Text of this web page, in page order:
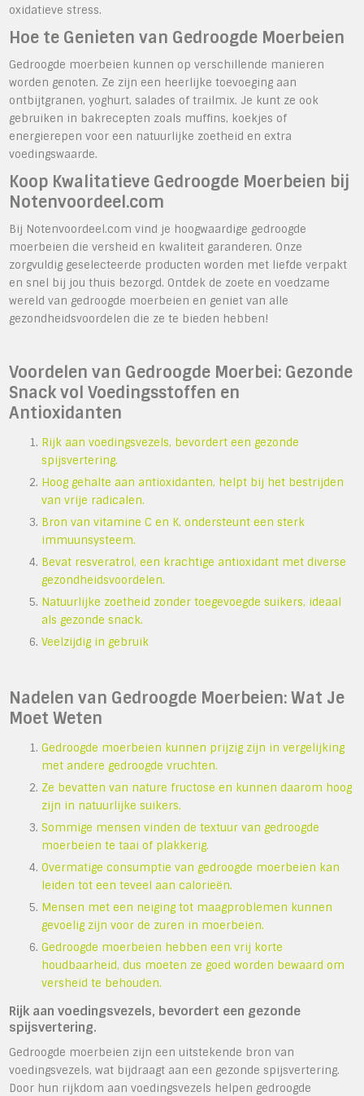
oxidatieve stress.
Hoe te Genieten van Gedroogde Moerbeien
Gedroogde moerbeien kunnen op verschillende manieren
worden genoten. Ze zijn een heerlijke toevoeging aan
ontbijtgranen, yoghurt, salades of trailmix. Je kunt ze ook
gebruiken in bakrecepten zoals muffins, koekjes of
energierepen voor een natuurlijke zoetheid en extra
voedingswaarde.
Koop Kwalitatieve Gedroogde Moerbeien bij
Notenvoordeel.com
Bij Notenvoordeel.com vind je hoogwaardige gedroogde
moerbeien die versheid en kwaliteit garanderen. Onze
zorgvuldig geselecteerde producten worden met liefde verpakt
en snel bij jou thuis bezorgd. Ontdek de zoete en voedzame
wereld van gedroogde moerbeien en geniet van alle
gezondheidsvoordelen die ze te bieden hebben!
Voordelen van Gedroogde Moerbei: Gezonde
Snack vol Voedingsstoffen en
Antioxidanten
Rijk aan voedingsvezels, bevordert een gezonde
spijsvertering.
Hoog gehalte aan antioxidanten, helpt bij het bestrijden
van vrije radicalen.
Bron van vitamine C en K, ondersteunt een sterk
immuunsysteem.
Bevat resveratrol, een krachtige antioxidant met diverse
gezondheidsvoordelen.
Natuurlijke zoetheid zonder toegevoegde suikers, ideaal
als gezonde snack.
Veelzijdig in gebruik
Nadelen van Gedroogde Moerbeien: Wat Je
Moet Weten
Gedroogde moerbeien kunnen prijzig zijn in vergelijking
met andere gedroogde vruchten.
Ze bevatten van nature fructose en kunnen daarom hoog
zijn in natuurlijke suikers.
Sommige mensen vinden de textuur van gedroogde
moerbeien te taai of plakkerig.
Overmatige consumptie van gedroogde moerbeien kan
leiden tot een teveel aan calorieën.
Mensen met een neiging tot maagproblemen kunnen
gevoelig zijn voor de zuren in moerbeien.
Gedroogde moerbeien hebben een vrij korte
houdbaarheid, dus moeten ze goed worden bewaard om
versheid te behouden.
Rijk aan voedingsvezels, bevordert een gezonde
spijsvertering.
Gedroogde moerbeien zijn een uitstekende bron van
voedingsvezels, wat bijdraagt aan een gezonde spijsvertering.
Door hun rijkdom aan voedingsvezels helpen gedroogde